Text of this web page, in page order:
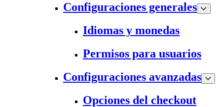
Configuraciones generales
Idiomas y monedas
Permisos para usuarios
Configuraciones avanzadas
Opciones del checkout